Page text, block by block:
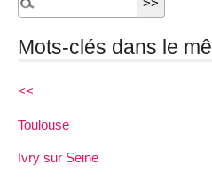
Mots-clés dans le
<<
Toulouse
Ivry sur Seine